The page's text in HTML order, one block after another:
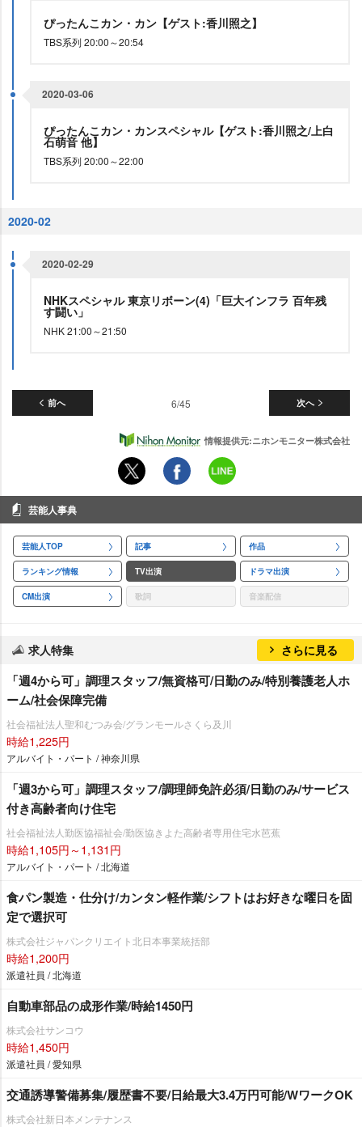
ぴったんこカン・カン【ゲスト:香川照之】
TBS系列 20:00～20:54
2020-03-06
ぴったんこカン・カンスペシャル【ゲスト:香川照之/上白
石萌音 他】
TBS系列 20:00～22:00
2020-02
2020-02-29
NHKスペシャル 東京リボーン(4)「巨大インフラ 百年残
す闘い」
NHK 21:00～21:50
前へ 次へ
6/45
情報提供元:ニホンモニター株式会社
芸能人事典
芸能人TOP 記事 作品
ランキング情報 TV出演 ドラマ出演
CM出演 歌詞 音楽配信
求人特集 さらに見る
「週4から可」調理スタッフ/無資格可/日勤のみ/特別養護老人ホ
ーム/社会保障完備
社会福祉法人聖和むつみ会/グランモールさくら及川
時給1,225円
アルバイト・パート / 神奈川県
「週3から可」調理スタッフ/調理師免許必須/日勤のみ/サービス
付き高齢者向け住宅
社会福祉法人勤医協福祉会/勤医協きよた高齢者専用住宅水芭蕉
時給1,105円～1,131円
アルバイト・パート / 北海道
食パン製造・仕分け/カンタン軽作業/シフトはお好きな曜日を固
定で選択可
株式会社ジャパンクリエイト北日本事業統括部
時給1,200円
派遣社員 / 北海道
自動車部品の成形作業/時給1450円
株式会社サンコウ
時給1,450円
派遣社員 / 愛知県
交通誘導警備募集/履歴書不要/日給最大3.4万円可能/WワークOK
株式会社新日本メンテナンス